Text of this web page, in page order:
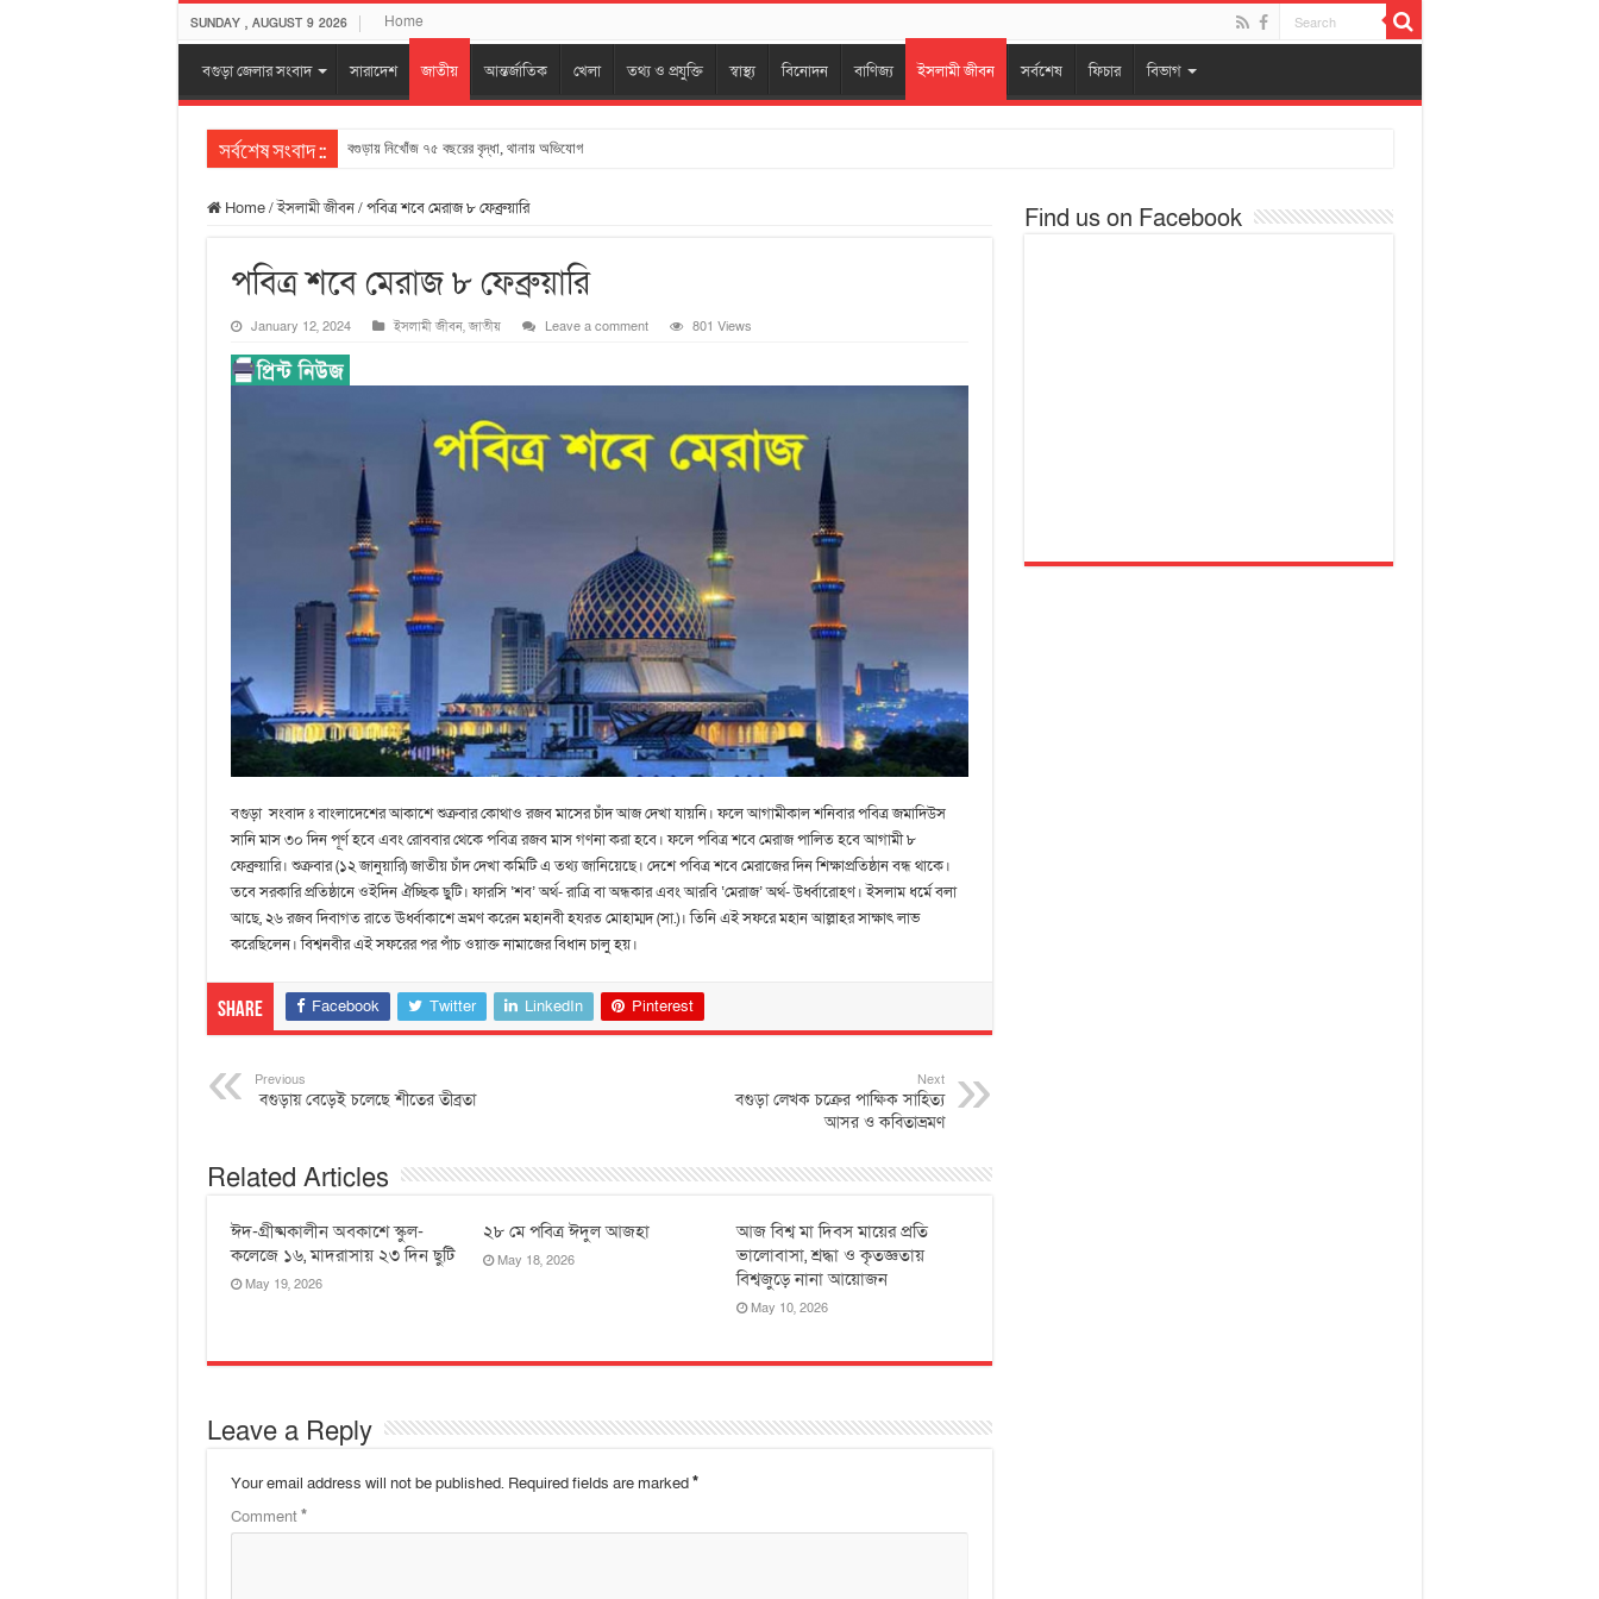
SUNDAY , AUGUST 9 2026 Home
বগুড়া জেলার সংবাদ সারাদেশ জাতীয় আন্তর্জাতিক খেলা তথ্য ও প্রযুক্তি স্বাস্থ্য বিনোদন বাণিজ্য ইসলামী জীবন সর্বশেষ ফিচার বিভাগ
সর্বশেষ সংবাদ :: বগুড়ায় নিখোঁজ ৭৫ বছরের বৃদ্ধা, থানায় অভিযোগ
Home/ইসলামী জীবন/পবিত্র শবে মেরাজ ৮ ফেব্রুয়ারি
পবিত্র শবে মেরাজ ৮ ফেব্রুয়ারি
January 12, 2024 ইসলামী জীবন,জাতীয় Leave a comment 801 Views
বগুড়া সংবাদ ঃ বাংলাদেশের আকাশে শুক্রবার কোথাও রজব মাসের চাঁদ আজ দেখা যায়নি। ফলে আগামীকাল শনিবার পবিত্র জমাদিউস
সানি মাস ৩০ দিন পূর্ণ হবে এবং রোববার থেকে পবিত্র রজব মাস গণনা করা হবে। ফলে পবিত্র শবে মেরাজ পালিত হবে আগামী ৮
ফেব্রুয়ারি। শুক্রবার (১২ জানুয়ারি) জাতীয় চাঁদ দেখা কমিটি এ তথ্য জানিয়েছে। দেশে পবিত্র শবে মেরাজের দিন শিক্ষাপ্রতিষ্ঠান বন্ধ থাকে।
তবে সরকারি প্রতিষ্ঠানে ওইদিন ঐচ্ছিক ছুটি। ফারসি ‘শব’ অর্থ- রাত্রি বা অন্ধকার এবং আরবি ‘মেরাজ’ অর্থ- উর্ধ্বারোহণ। ইসলাম ধর্মে বলা
আছে, ২৬ রজব দিবাগত রাতে ঊর্ধ্বাকাশে ভ্রমণ করেন মহানবী হযরত মোহাম্মদ (সা.)। তিনি এই সফরে মহান আল্লাহর সাক্ষাৎ লাভ
করেছিলেন। বিশ্বনবীর এই সফরের পর ‍পাঁচ ওয়াক্ত নামাজের বিধান চালু হয়।
Share Facebook Twitter LinkedIn Pinterest
Previous
বগুড়ায় বেড়েই চলেছে শীতের তীব্রতা
Next
বগুড়া লেখক চক্রের পাক্ষিক সাহিত্য
আসর ও কবিতাভ্রমণ
Related Articles
ঈদ-গ্রীষ্মকালীন অবকাশে স্কুল-
কলেজে ১৬, মাদরাসায় ২৩ দিন ছুটি
May 19, 2026
২৮ মে পবিত্র ঈদুল আজহা
May 18, 2026
আজ বিশ্ব মা দিবস মায়ের প্রতি
ভালোবাসা, শ্রদ্ধা ও কৃতজ্ঞতায়
বিশ্বজুড়ে নানা আয়োজন
May 10, 2026
Leave a Reply
Your email address will not be published. Required fields are marked*
Comment*
Find us on Facebook